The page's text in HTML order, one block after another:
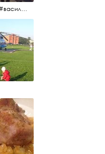
#питер #васильевскийостров #байкеры #иностранцы